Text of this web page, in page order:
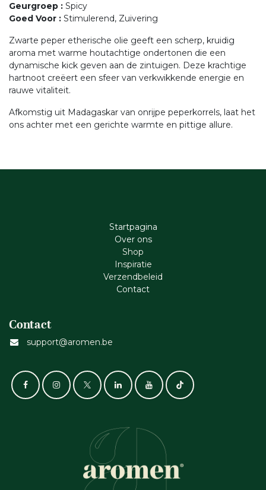
Geurgroep : Spicy
Goed Voor : Stimulerend, Zuivering
Zwarte peper etherische olie geeft een scherp, kruidig
aroma met warme houtachtige ondertonen die een
dynamische kick geven aan de zintuigen. Deze krachtige
hartnoot creëert een sfeer van verkwikkende energie en
rauwe vitaliteit.
Afkomstig uit Madagaskar van onrijpe peperkorrels, laat het
ons achter met een gerichte warmte en pittige allure.
Startpagina
Ove​r​ ons
Shop
Inspiratie
Verzendbeleid
Cont​act
Contact
support@aromen.be